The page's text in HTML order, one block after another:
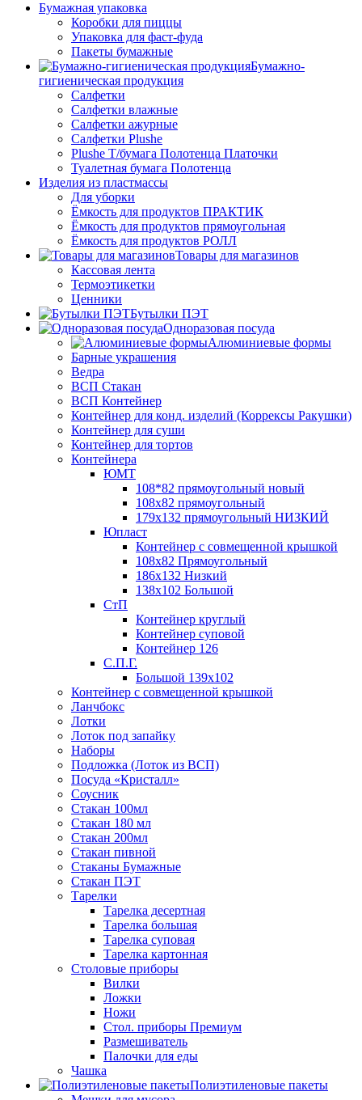
Бумажная упаковка
Коробки для пиццы
Упаковка для фаст-фуда
Пакеты бумажные
Бумажно-
гигиеническая продукция
Салфетки
Салфетки влажные
Салфетки ажурные
Салфетки Plushe
Plushe Т/бумага Полотенца Платочки
Туалетная бумага Полотенца
Изделия из пластмассы
Для уборки
Ёмкость для продуктов ПРАКТИК
Ёмкость для продуктов прямоугольная
Ёмкость для продуктов РОЛЛ
Товары для магазинов
Кассовая лента
Термоэтикетки
Ценники
Бутылки ПЭТ
Одноразовая посуда
Алюминиевые формы
Барные украшения
Ведра
ВСП Стакан
ВСП Контейнер
Контейнер для конд. изделий (Коррексы Ракушки)
Контейнер для суши
Контейнер для тортов
Контейнера
ЮМТ
108*82 прямоугольный новый
108х82 прямоугольный
179х132 прямоугольный НИЗКИЙ
Юпласт
Контейнер с совмещенной крышкой
108х82 Прямоугольный
186х132 Низкий
138х102 Большой
СтП
Контейнер круглый
Контейнер суповой
Контейнер 126
С.П.Г.
Большой 139х102
Контейнер с совмещенной крышкой
Ланчбокс
Лотки
Лоток под запайку
Наборы
Подложка (Лоток из ВСП)
Посуда «Кристалл»
Соусник
Стакан 100мл
Стакан 180 мл
Стакан 200мл
Стакан пивной
Стаканы Бумажные
Стакан ПЭТ
Тарелки
Тарелка десертная
Тарелка большая
Тарелка суповая
Тарелка картонная
Столовые приборы
Вилки
Ложки
Ножи
Стол. приборы Премиум
Размешиватель
Палочки для еды
Чашка
Полиэтиленовые пакеты